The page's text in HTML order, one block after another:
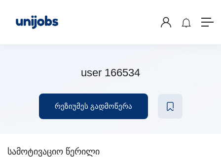
user 166534
რეზიუმეს გადმოწერა
სამოტივაციო წერილი